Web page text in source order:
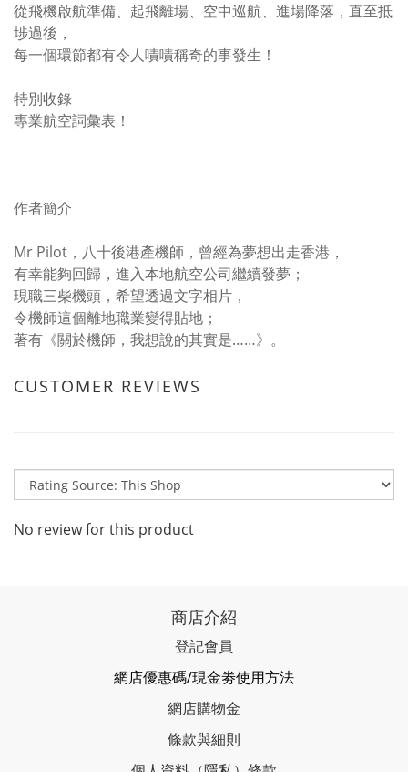
從飛機啟航準備、起飛離場、空中巡航、進場降落，直至抵
埗過後，
每一個環節都有令人嘖嘖稱奇的事發生！
特別收錄
專業航空詞彙表！
作者簡介
Mr Pilot，八十後港產機師，曾經為夢想出走香港，
有幸能夠回歸，進入本地航空公司繼續發夢；
現職三柴機頭，希望透過文字相片，
令機師這個離地職業變得貼地；
著有《關於機師，我想說的其實是……》。
CUSTOMER REVIEWS
No review for this product
商店介紹
登記會員
網店優惠碼/現金劵使用方法
網店購物金
條款與細則